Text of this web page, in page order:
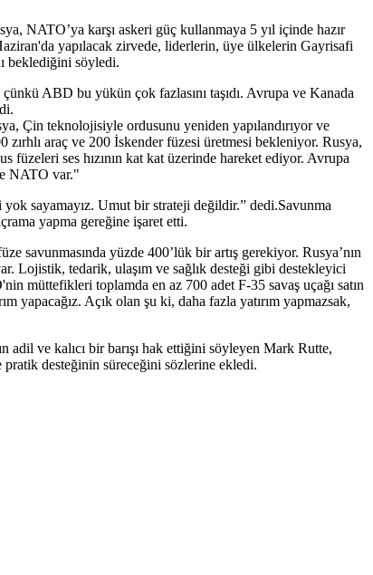
NATO’ya karşı askeri güç kullanmaya 5 yıl içinde hazır
yapılacak zirvede, liderlerin, üye ülkelerin Gayrisafi
beklediğini söyledi.
ABD bu yükün çok fazlasını taşıdı. Avrupa ve Kanada
Çin teknolojisiyle ordusunu yeniden yapılandırıyor ve
araç ve 200 İskender füzesi üretmesi bekleniyor. Rusya,
füzeleri ses hızının kat kat üzerinde hareket ediyor. Avrupa
NATO var."
sayamayız. Umut bir strateji değildir.” dedi.Savunma
yapma gereğine işaret etti.
savunmasında yüzde 400’lük bir artış gerekiyor. Rusya’nın
Lojistik, tedarik, ulaşım ve sağlık desteği gibi destekleyici
müttefikleri toplamda en az 700 adet F-35 savaş uçağı satın
yapacağız. Açık olan şu ki, daha fazla yatırım yapmazsak,
ve kalıcı bir barışı hak ettiğini söyleyen Mark Rutte,
pratik desteğinin süreceğini sözlerine ekledi.